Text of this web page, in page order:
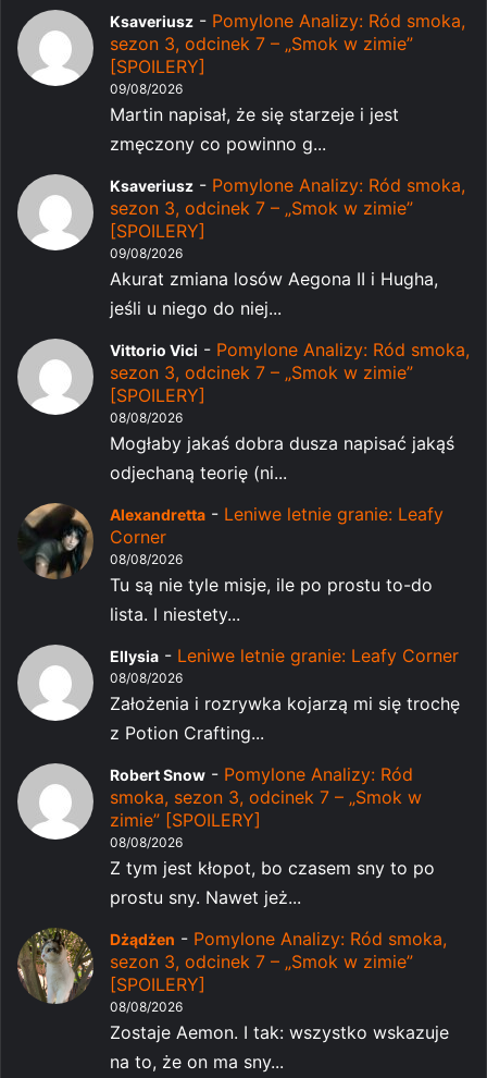
Ksaveriusz - Pomylone Analizy: Ród smoka,
sezon 3, odcinek 7 – „Smok w zimie”
[SPOILERY]
09/08/2026
Martin napisał, że się starzeje i jest
zmęczony co powinno g...
Ksaveriusz - Pomylone Analizy: Ród smoka,
sezon 3, odcinek 7 – „Smok w zimie”
[SPOILERY]
09/08/2026
Akurat zmiana losów Aegona II i Hugha,
jeśli u niego do niej...
Vittorio Vici - Pomylone Analizy: Ród smoka,
sezon 3, odcinek 7 – „Smok w zimie”
[SPOILERY]
08/08/2026
Mogłaby jakaś dobra dusza napisać jakąś
odjechaną teorię (ni...
Alexandretta - Leniwe letnie granie: Leafy
Corner
08/08/2026
Tu są nie tyle misje, ile po prostu to-do
lista. I niestety...
Ellysia - Leniwe letnie granie: Leafy Corner
08/08/2026
Założenia i rozrywka kojarzą mi się trochę
z Potion Crafting...
Robert Snow - Pomylone Analizy: Ród
smoka, sezon 3, odcinek 7 – „Smok w
zimie” [SPOILERY]
08/08/2026
Z tym jest kłopot, bo czasem sny to po
prostu sny. Nawet jeż...
Dżądżen - Pomylone Analizy: Ród smoka,
sezon 3, odcinek 7 – „Smok w zimie”
[SPOILERY]
08/08/2026
Zostaje Aemon. I tak: wszystko wskazuje
na to, że on ma sny...